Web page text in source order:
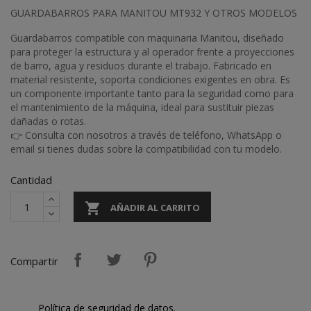
GUARDABARROS PARA MANITOU MT932 Y OTROS MODELOS
Guardabarros compatible con maquinaria Manitou, diseñado
para proteger la estructura y al operador frente a proyecciones
de barro, agua y residuos durante el trabajo. Fabricado en
material resistente, soporta condiciones exigentes en obra. Es
un componente importante tanto para la seguridad como para
el mantenimiento de la máquina, ideal para sustituir piezas
dañadas o rotas.
👉 Consulta con nosotros a través de teléfono, WhatsApp o
email si tienes dudas sobre la compatibilidad con tu modelo.
Cantidad
 AÑADIR AL CARRITO
Compartir
Política de seguridad de datos.